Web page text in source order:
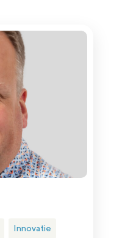
Innovatie